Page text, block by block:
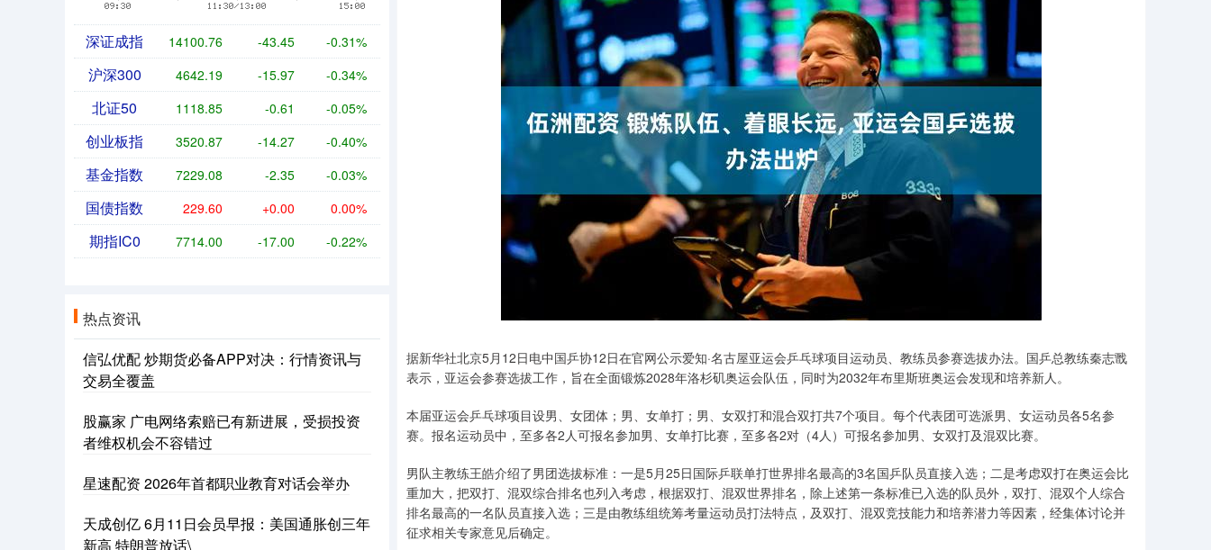
据新华社北京5月12日电中国乒协12日在官网公示爱知·名古屋亚运会乒乓球项目运动员、教练员参赛选拔办法。国乒总教练秦志戬
表示，亚运会参赛选拔工作，旨在全面锻炼2028年洛杉矶奥运会队伍，同时为2032年布里斯班奥运会发现和培养新人。
本届亚运会乒乓球项目设男、女团体；男、女单打；男、女双打和混合双打共7个项目。每个代表团可选派男、女运动员各5名参
赛。报名运动员中，至多各2人可报名参加男、女单打比赛，至多各2对（4人）可报名参加男、女双打及混双比赛。
男队主教练王皓介绍了男团选拔标准：一是5月25日国际乒联单打世界排名最高的3名国乒队员直接入选；二是考虑双打在奥运会比
重加大，把双打、混双综合排名也列入考虑，根据双打、混双世界排名，除上述第一条标准已入选的队员外，双打、混双个人综合
排名最高的一名队员直接入选；三是由教练组统筹考量运动员打法特点，及双打、混双竞技能力和培养潜力等因素，经集体讨论并
征求相关专家意见后确定。
深证成指 14100.76 -43.45 -0.31%
沪深300 4642.19 -15.97 -0.34%
北证50 1118.85 -0.61 -0.05%
创业板指 3520.87 -14.27 -0.40%
基金指数 7229.08 -2.35 -0.03%
国债指数 229.60 +0.00 0.00%
期指IC0 7714.00 -17.00 -0.22%
热点资讯
信弘优配 炒期货必备APP对决：行情资讯与
交易全覆盖
股赢家 广电网络索赔已有新进展，受损投资
者维权机会不容错过
星速配资 2026年首都职业教育对话会举办
天成创亿 6月11日会员早报：美国通胀创三年
新高 特朗普放话\